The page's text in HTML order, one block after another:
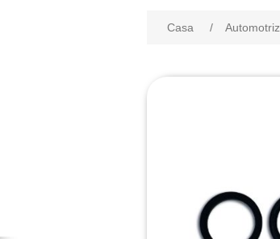
Casa / Automotriz